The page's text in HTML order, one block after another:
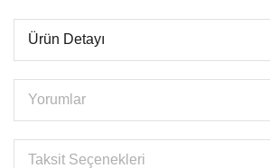
Ürün Detayı
Yorumlar
Taksit Seçenekleri